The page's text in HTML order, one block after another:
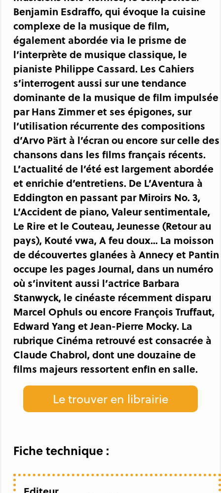
Benjamin Esdraffo, qui évoque la cuisine
complexe de la musique de film,
également abordée via le prisme de
l’interprète de musique classique, le
pianiste Philippe Cassard. Les Cahiers
s’interrogent aussi sur une tendance
dominante de la musique de film impulsée
par Hans Zimmer et ses épigones, sur
l’utilisation récurrente des compositions
d’Arvo Pärt à l’écran ou encore sur celle des
chansons dans les films français récents.
L’actualité de l’été est largement abordée
et enrichie d’entretiens. De L’Aventura à
Eddington en passant par Miroirs No. 3,
L’Accident de piano, Valeur sentimentale,
Le Rire et le Couteau, Jeunesse (Retour au
pays), Kouté vwa, A feu doux… La moisson
de découvertes glanées à Annecy et Pantin
occupe les pages Journal, dans un numéro
où s’invitent aussi l’actrice Barbara
Stanwyck, le cinéaste récemment disparu
Marcel Ophuls ou encore François Truffaut,
Edward Yang et Jean-Pierre Mocky. La
rubrique Cinéma retrouvé est consacrée à
Claude Chabrol, dont une douzaine de
films majeurs ressortent enfin en salle.
Le trouver en librairie
Fiche technique :